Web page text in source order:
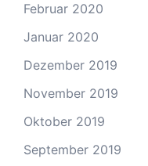
Februar 2020
Januar 2020
Dezember 2019
November 2019
Oktober 2019
September 2019